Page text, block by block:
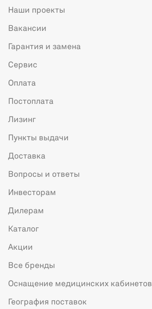
Наши проекты
Вакансии
Гарантия и замена
Сервис
Оплата
Постоплата
Лизинг
Пункты выдачи
Доставка
Вопросы и ответы
Инвесторам
Дилерам
Каталог
Акции
Все бренды
Оснащение медицинских кабинетов
География поставок